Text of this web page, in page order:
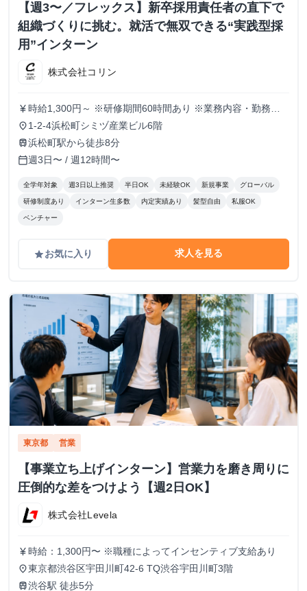
【週3〜／フレックス】新卒採用責任者の直下で
組織づくりに挑む。就活で無双できる“実践型採
用”インターン
株式会社コリン
currency_yen 時給1,300円～ ※研修期間60時間あり ※業務内容・勤務状
況により決定
place 1-2-4浜松町シミヅ産業ビル6階
train浜松町駅から徒歩8分
calendar_today週3日〜 / 週12時間〜
全学年対象 週3日以上推奨 半日OK 未経験OK 新規事業 グローバル
研修制度あり インターン生多数 内定実績あり 髪型自由 私服OK
ベンチャー
gradeお気に入り 求人を見る
東京都 営業
【事業立ち上げインターン】営業力を磨き周りに
圧倒的な差をつけよう【週2日OK】
株式会社Levela
currency_yen 時給：1,300円〜 ※職種によってインセンティブ支給あり
place東京都渋谷区宇田川町42-6 TQ渋谷宇田川町3階
train渋谷駅 徒歩5分